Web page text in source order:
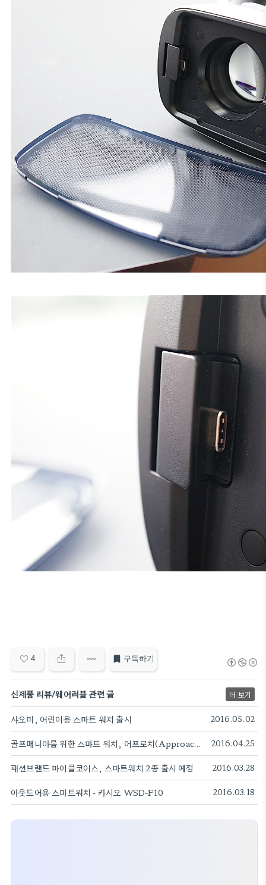
4 구독하기
신제품 리뷰/웨어러블 관련 글 더 보기
샤오미, 어린이용 스마트 워치 출시 2016.05.02
골프매니아를 위한 스마트 워치, 어프로치(Approach) X40 2016.04.25
패션브랜드 마이클코어스, 스마트워치 2종 출시 예정 2016.03.28
아웃도어용 스마트워치 - 카시오 WSD-F10 2016.03.18